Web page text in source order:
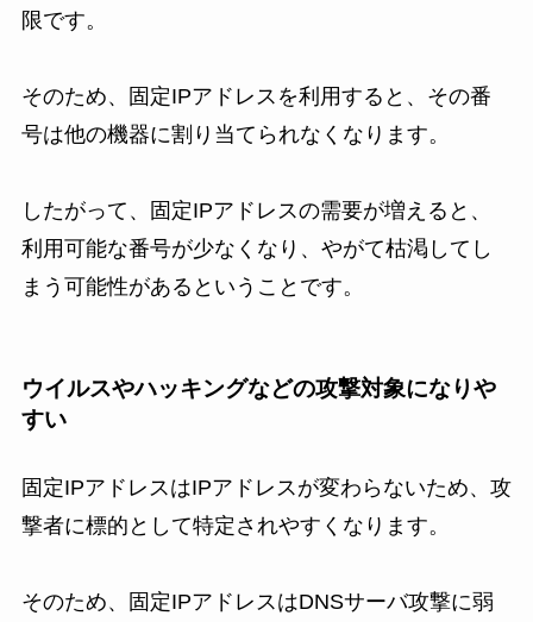
限です。
そのため、固定IPアドレスを利用すると、その番
号は他の機器に割り当てられなくなります。
したがって、固定IPアドレスの需要が増えると、
利用可能な番号が少なくなり、やがて枯渇してし
まう可能性があるということです。
ウイルスやハッキングなどの攻撃対象になりや
すい
固定IPアドレスはIPアドレスが変わらないため、攻
撃者に標的として特定されやすくなります。
そのため、固定IPアドレスはDNSサーバ攻撃に弱